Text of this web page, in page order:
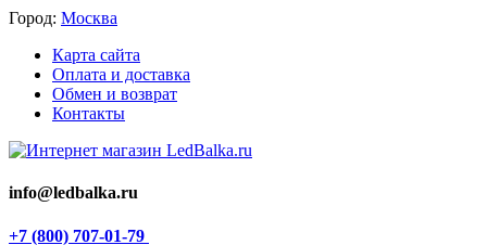
Город: Москва
Карта сайта
Оплата и доставка
Обмен и возврат
Контакты
info@ledbalka.ru
+7 (800) 707-01-79